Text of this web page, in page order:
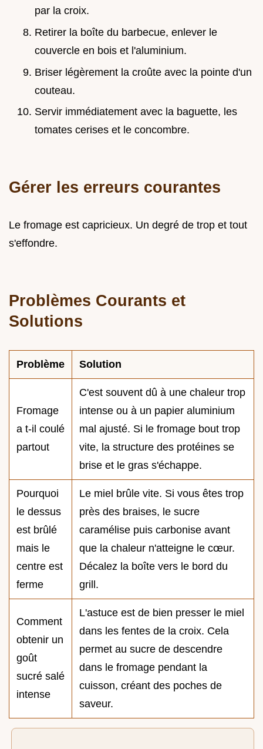
par la croix.
Retirer la boîte du barbecue, enlever le
couvercle en bois et l'aluminium.
Briser légèrement la croûte avec la pointe d'un
couteau.
Servir immédiatement avec la baguette, les
tomates cerises et le concombre.
Gérer les erreurs courantes
Le fromage est capricieux. Un degré de trop et tout
s'effondre.
Problèmes Courants et
Solutions
Problème Solution
Fromage
a t-il coulé
partout
C'est souvent dû à une chaleur trop
intense ou à un papier aluminium
mal ajusté. Si le fromage bout trop
vite, la structure des protéines se
brise et le gras s'échappe.
Pourquoi
le dessus
est brûlé
mais le
centre est
ferme
Le miel brûle vite. Si vous êtes trop
près des braises, le sucre
caramélise puis carbonise avant
que la chaleur n'atteigne le cœur.
Décalez la boîte vers le bord du
grill.
Comment
obtenir un
goût
sucré salé
intense
L'astuce est de bien presser le miel
dans les fentes de la croix. Cela
permet au sucre de descendre
dans le fromage pendant la
cuisson, créant des poches de
saveur.